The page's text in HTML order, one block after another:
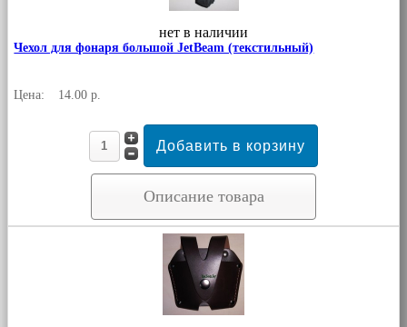
нет в наличии
Чехол для фонаря большой JetBeam (текстильный)
Цена: 14.00 р.
Описание товара